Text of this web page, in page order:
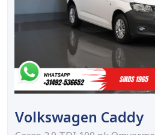
Volkswagen Caddy